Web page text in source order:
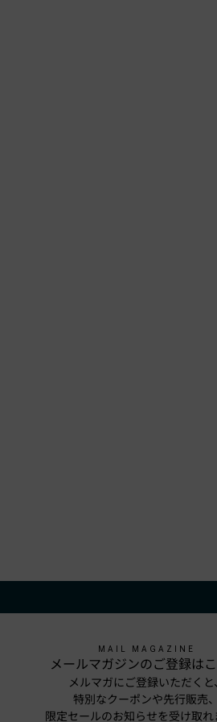
MAIL MAGAZINE
メールマガジンのご登録は
メルマガにご登録いただくと
特別なクーポンや先行販売
限定セールのお知らせを受け取